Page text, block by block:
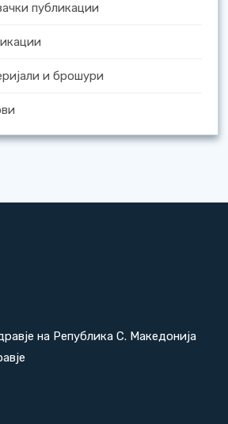
публикации
и брошури
на Република С. Македонија